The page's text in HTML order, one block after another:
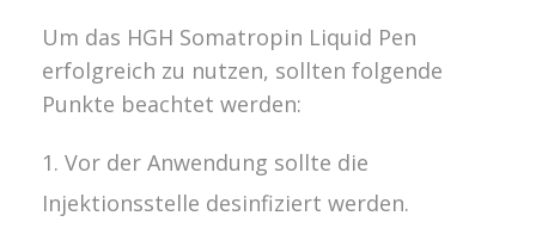
Um das HGH Somatropin Liquid Pen
erfolgreich zu nutzen, sollten folgende
Punkte beachtet werden:
Vor der Anwendung sollte die
Injektionsstelle desinfiziert werden.